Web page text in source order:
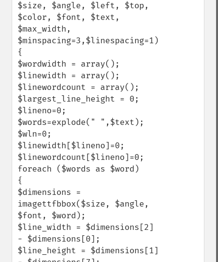
$size, $angle, $left, $top,
$color, $font, $text,
$max_width,
$minspacing=3,$linespacing=1)
{
$wordwidth = array();
$linewidth = array();
$linewordcount = array();
$largest_line_height = 0;
$lineno=0;
$words=explode(" ",$text);
$wln=0;
$linewidth[$lineno]=0;
$linewordcount[$lineno]=0;
foreach ($words as $word)
{
$dimensions =
imagettfbbox($size, $angle,
$font, $word);
$line_width = $dimensions[2]
- $dimensions[0];
$line_height = $dimensions[1]